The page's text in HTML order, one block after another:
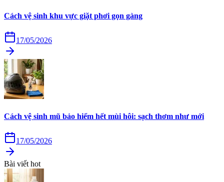
Cách vệ sinh khu vực giặt phơi gọn gàng
17/05/2026
Cách vệ sinh mũ bảo hiểm hết mùi hôi: sạch thơm như mới
17/05/2026
Bài viết hot